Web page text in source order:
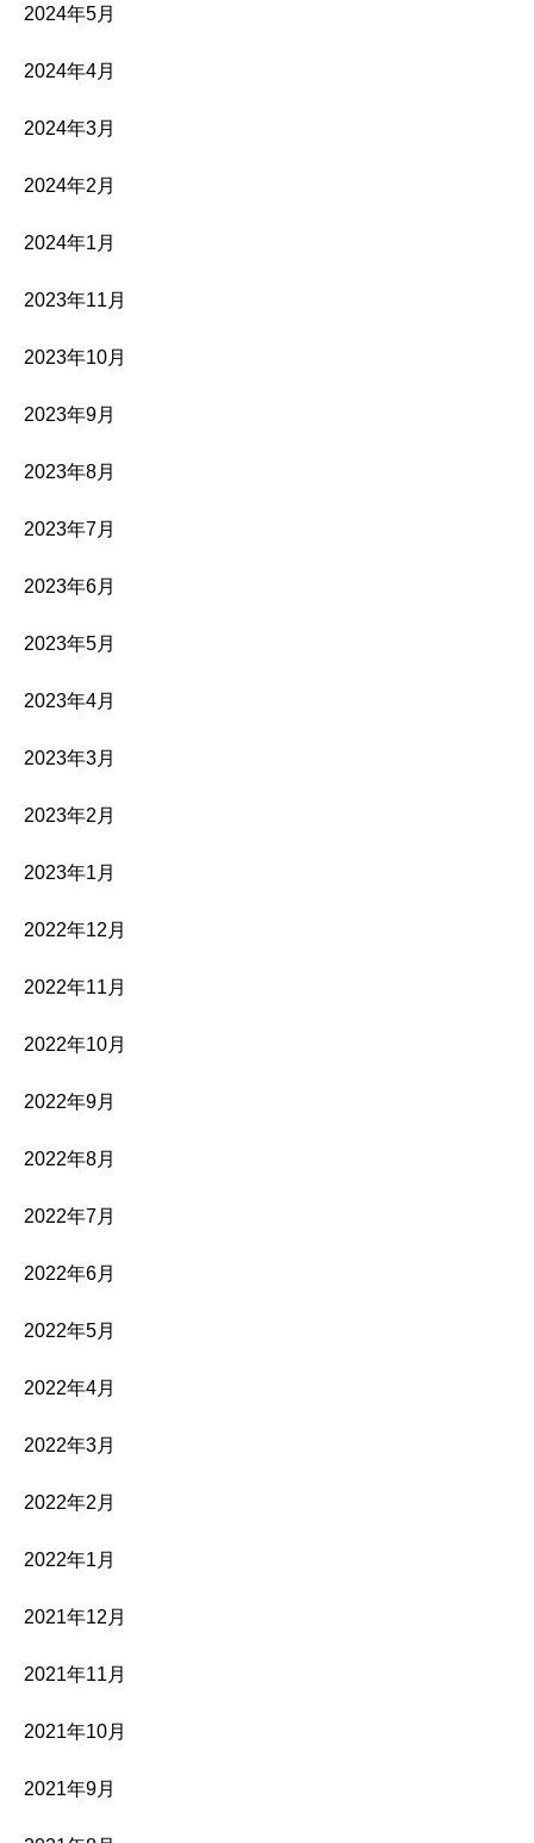
2024年5月
2024年4月
2024年3月
2024年2月
2024年1月
2023年11月
2023年10月
2023年9月
2023年8月
2023年7月
2023年6月
2023年5月
2023年4月
2023年3月
2023年2月
2023年1月
2022年12月
2022年11月
2022年10月
2022年9月
2022年8月
2022年7月
2022年6月
2022年5月
2022年4月
2022年3月
2022年2月
2022年1月
2021年12月
2021年11月
2021年10月
2021年9月